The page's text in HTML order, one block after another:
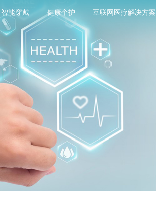
互联网医疗解决方案
智能穿戴 健康个护